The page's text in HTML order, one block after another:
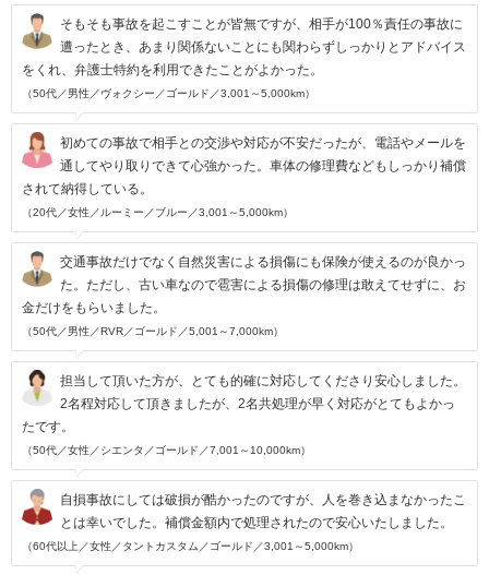
そもそも事故を起こすことが皆無ですが、相手が100％責任の事故に
遭ったとき、あまり関係ないことにも関わらずしっかりとアドバイス
をくれ、弁護士特約を利用できたことがよかった。
（50代／男性／ヴォクシー／ゴールド／3,001～5,000km）
初めての事故で相手との交渉や対応が不安だったが、電話やメールを
通してやり取りできて心強かった。車体の修理費などもしっかり補償
されて納得している。
（20代／女性／ルーミー／ブルー／3,001～5,000km）
交通事故だけでなく自然災害による損傷にも保険が使えるのが良かっ
た。ただし、古い車なので雹害による損傷の修理は敢えてせずに、お
金だけをもらいました。
（50代／男性／RVR／ゴールド／5,001～7,000km）
担当して頂いた方が、とても的確に対応してくださり安心しました。
2名程対応して頂きましたが、2名共処理が早く対応がとてもよかっ
たです。
（50代／女性／シエンタ／ゴールド／7,001～10,000km）
自損事故にしては破損が酷かったのですが、人を巻き込まなかったこ
とは幸いでした。補償金額内で処理されたので安心いたしました。
（60代以上／女性／タントカスタム／ゴールド／3,001～5,000km）